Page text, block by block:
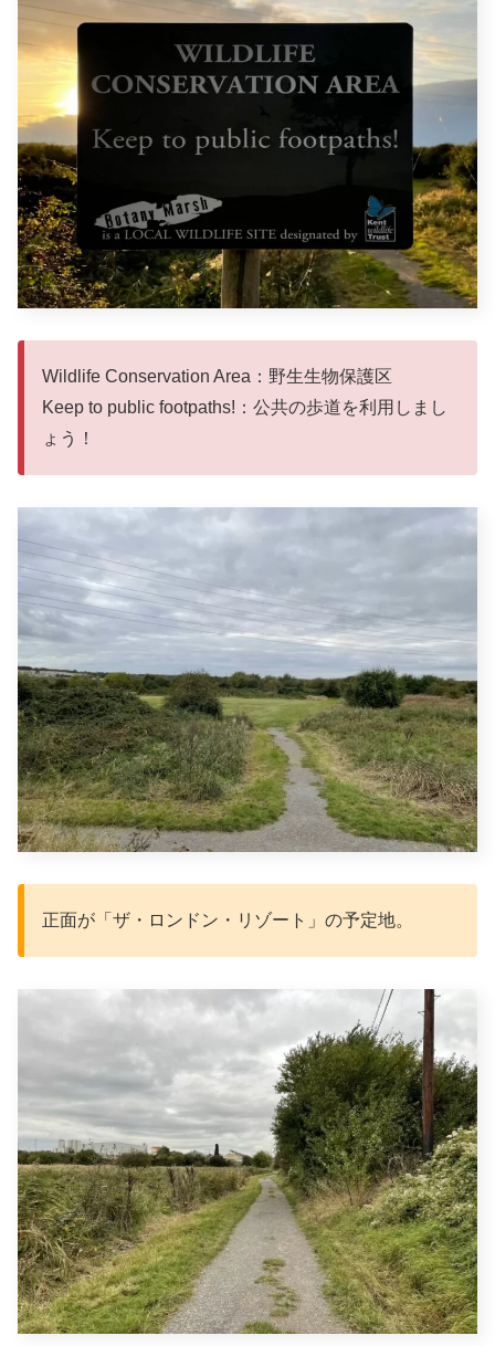
Wildlife Conservation Area：野生生物保護区
Keep to public footpaths!：公共の歩道を利用しまし
ょう！
正面が「ザ・ロンドン・リゾート」の予定地。